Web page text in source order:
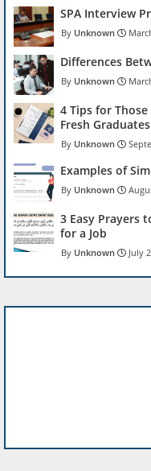
SPA Interview
Unknown
Differences
Unknown
4 Tips for Those
Fresh
Unknown
Examples of
Unknown
3 Easy Prayers
for a Job
Unknown July